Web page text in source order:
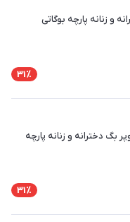
و زنانه پارچه بوگاتی
31٪
بگ دخترانه و زنانه پارچه
31٪